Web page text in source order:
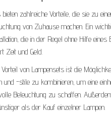
zahlreiche Vorteile, die sie zu
von Zuhause machen. Ein
die in der Regel ohne Hilfe
Zeit und Geld.
von Lampensets ist die
und -stile zu kombinieren, um eine
Beleuchtung zu schaffen.
als der Kauf einzelner Lampen.